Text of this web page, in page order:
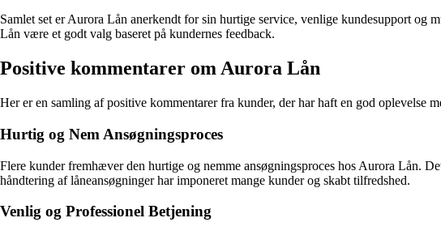
Samlet set er Aurora Lån anerkendt for sin hurtige service, venlige kundesupport
Lån være et godt valg baseret på kundernes feedback.
Positive kommentarer om Aurora Lån
Her er en samling af positive kommentarer fra kunder, der har haft en god oplevelse
Hurtig og Nem Ansøgningsproces
Flere kunder fremhæver den hurtige og nemme ansøgningsproces hos Aurora Lån.
håndtering af låneansøgninger har imponeret mange kunder og skabt tilfredshed.
Venlig og Professionel Betjening